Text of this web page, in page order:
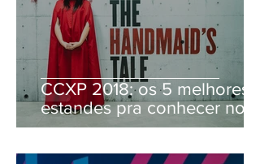
CCXP 2018: os 5 melhores
estandes pra conhecer no
evento